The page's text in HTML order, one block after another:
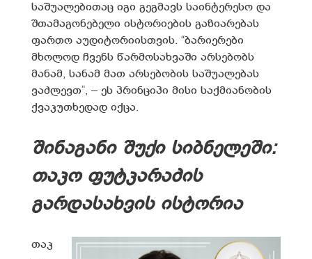
საშუალებითაც იგი გეგმავს საინტერესო და
შთამაგონებელი ისტორიების გაზიარებას
ფართო აუდიტორიისთვის. “ბარიერები
მხოლოდ ჩვენს წარმოსახვაში არსებობს
მანამ, სანამ მათ არსებობის საშუალებას
ვაძლევთ”, – ეს პრინციპი მისი საქმიანობის
ქვაკუთხედად იქცა.
შინაგანი შუქი სიბნელეში:
თაკო ფუტკარაძის
გარდასახვის ისტორია
თაკ